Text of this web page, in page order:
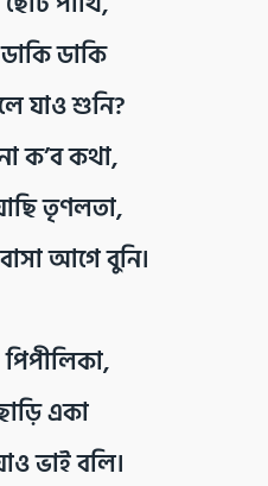
ডাকি
যাও শুনি?
কথা,
তৃণলতা,
আগে বুনি।
একা
ভাই বলি।